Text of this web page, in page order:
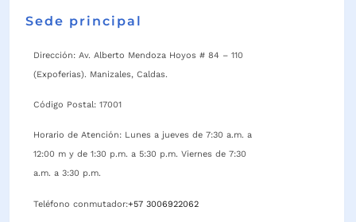
Sede principal
Dirección: Av. Alberto Mendoza Hoyos # 84 – 110
(Expoferias). Manizales, Caldas.
Código Postal: 17001
Horario de Atención: Lunes a jueves de 7:30 a.m. a
12:00 m y de 1:30 p.m. a 5:30 p.m. Viernes de 7:30
a.m. a 3:30 p.m.
Teléfono conmutador:+57 3006922062